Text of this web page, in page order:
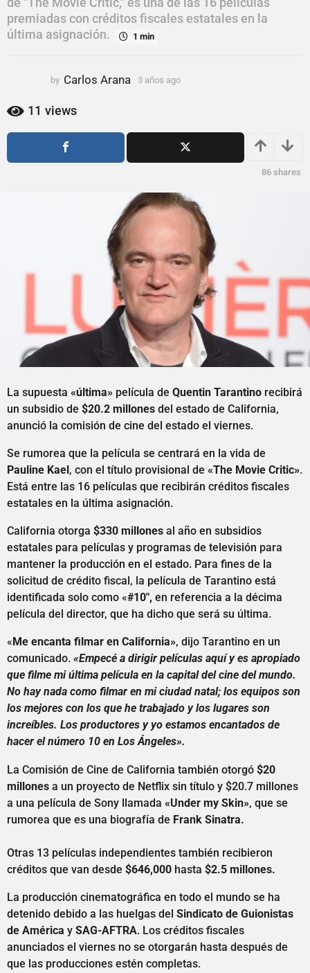
ñ
o
s
premiadas con créditos fiscales estatales en la
última asignación.
1 min
by Carlos Arana 3 años ago
s
a
11 views
86 shares
La supuesta «última» película de Quentin Tarantino recibirá
un subsidio de $20.2 millones del estado de California,
anunció la comisión de cine del estado el viernes.
Se rumorea que la película se centrará en la vida de
Pauline Kael, con el título provisional de «The Movie Critic».
Está entre las 16 películas que recibirán créditos fiscales
estatales en la última asignación.
California otorga $330 millones al año en subsidios
estatales para películas y programas de televisión para
mantener la producción en el estado. Para fines de la
solicitud de crédito fiscal, la película de Tarantino está
identificada solo como «#10″, en referencia a la décima
película del director, que ha dicho que será su última.
« Me encanta filmar en California», dijo Tarantino en un
comunicado. «Empecé a dirigir películas aquí y es apropiado
que filme mi última película en la capital del cine del mundo.
No hay nada como filmar en mi ciudad natal; los equipos son
los mejores con los que he trabajado y los lugares son
increíbles. Los productores y yo estamos encantados de
hacer el número 10 en Los Ángeles».
La Comisión de Cine de California también otorgó $20
millones a un proyecto de Netflix sin título y $20.7 millones
a una película de Sony llamada «Under my Skin», que se
rumorea que es una biografía de Frank Sinatra.
Otras 13 películas independientes también recibieron
créditos que van desde $646,000 hasta $2.5 millones.
La producción cinematográfica en todo el mundo se ha
detenido debido a las huelgas del Sindicato de Guionistas
de América y SAG-AFTRA. Los créditos fiscales
anunciados el viernes no se otorgarán hasta después de
que las producciones estén completas.